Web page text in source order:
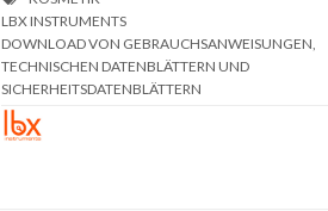
DOWNLOAD VON GEBRAUCHSANWEISUNGEN,
TECHNISCHEN DATENBLÄTTERN UND
SICHERHEITSDATENBLÄTTERN